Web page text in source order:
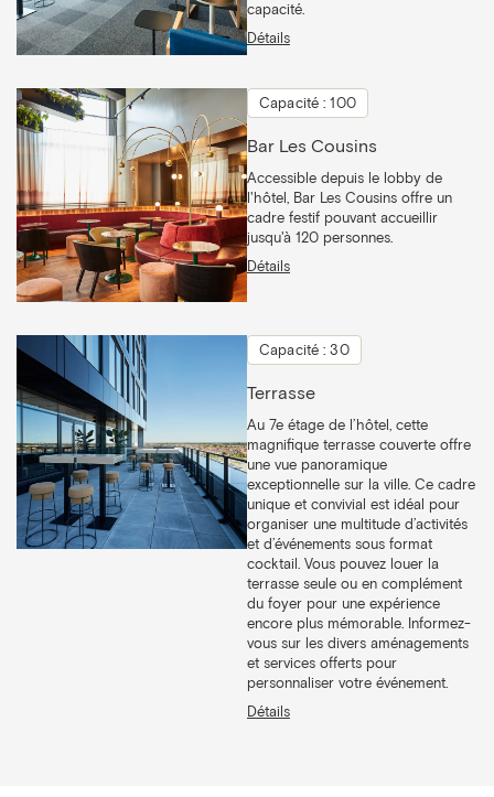
capacité.
Détails
Capacité : 100
Bar Les Cousins
Accessible depuis le lobby de
l'hôtel, Bar Les Cousins offre un
cadre festif pouvant accueillir
jusqu'à 120 personnes.
Détails
Capacité : 30
Terrasse
Au 7e étage de l’hôtel, cette
magnifique terrasse couverte offre
une vue panoramique
exceptionnelle sur la ville. Ce cadre
unique et convivial est idéal pour
organiser une multitude d’activités
et d’événements sous format
cocktail. Vous pouvez louer la
terrasse seule ou en complément
du foyer pour une expérience
encore plus mémorable. Informez-
vous sur les divers aménagements
et services offerts pour
personnaliser votre événement.
Détails